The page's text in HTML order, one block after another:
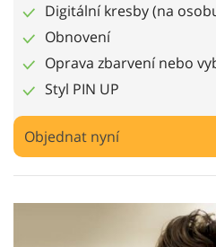
Digitální kresby (na
Obnovení
Oprava zbarvení nebo
Styl PIN UP
Objednat nyní